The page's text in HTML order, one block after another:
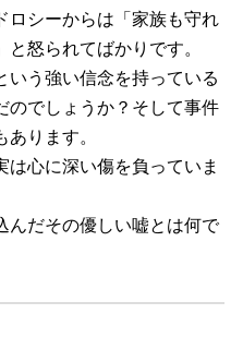
ロシーからは「家族も守れ
怒られてばかりです。
いう強い信念を持っている
のでしょうか？そして事件
ります。
は心に深い傷を負っていま
んだその優しい嘘とは何で